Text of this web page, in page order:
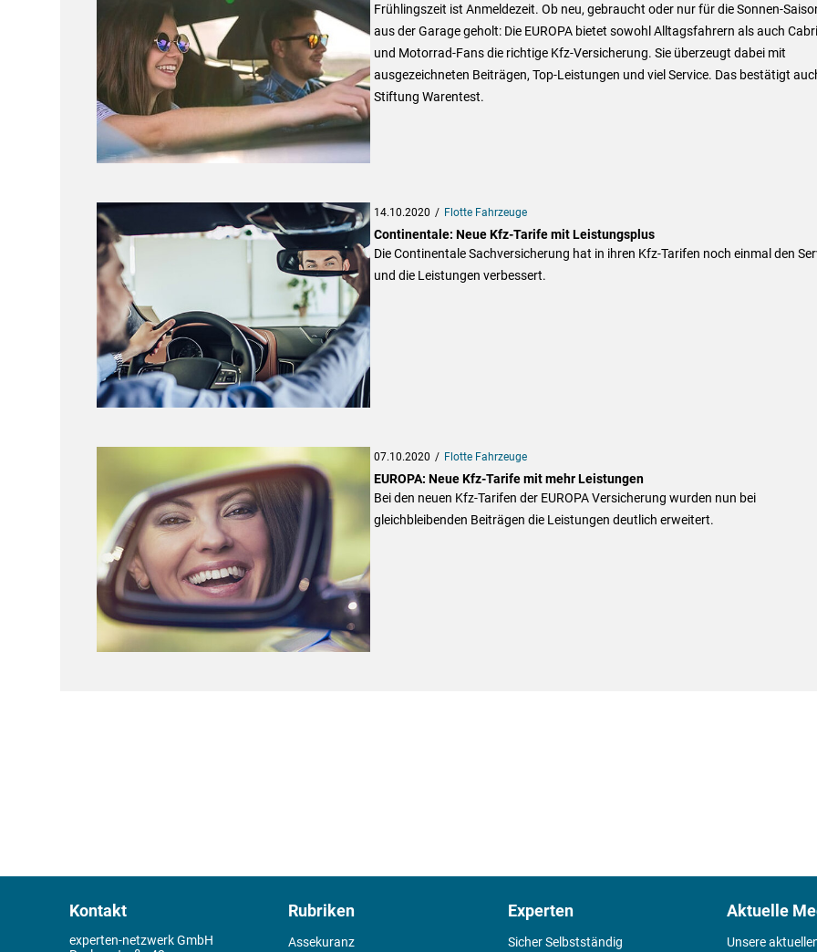
Frühlingszeit ist Anmeldezeit. Ob neu, gebraucht oder nur für die Sonnen-
aus der Garage geholt: Die EUROPA bietet sowohl Alltagsfahrern als auch
und Motorrad-Fans die richtige Kfz-Versicherung. Sie überzeugt dabei mit
ausgezeichneten Beiträgen, Top-Leistungen und viel Service. Das bestätigt
Stiftung Warentest.
14.10.2020 Flotte Fahrzeuge
Continentale: Neue Kfz-Tarife mit Leistungsplus
Die Continentale Sachversicherung hat in ihren Kfz-Tarifen noch einmal den
und die Leistungen verbessert.
07.10.2020 Flotte Fahrzeuge
EUROPA: Neue Kfz-Tarife mit mehr Leistungen
Bei den neuen Kfz-Tarifen der EUROPA Versicherung wurden nun bei
gleichbleibenden Beiträgen die Leistungen deutlich erweitert.
Kontakt
experten-netzwerk GmbH
Rubriken
Assekuranz
Experten
Sicher Selbstständig
Aktuelle
Unsere